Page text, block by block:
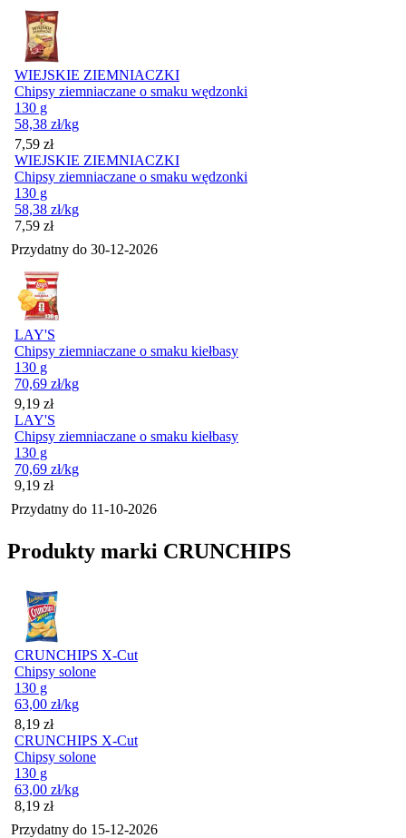
WIEJSKIE ZIEMNIACZKI
Chipsy ziemniaczane o smaku wędzonki
130 g
58,38 zł/kg
Cena
7,59 zł
WIEJSKIE ZIEMNIACZKI
Chipsy ziemniaczane o smaku wędzonki
130 g
58,38 zł/kg
Cena
7,59 zł
Przydatny do 30-12-2026
LAY'S
Chipsy ziemniaczane o smaku kiełbasy
130 g
70,69 zł/kg
Cena
9,19 zł
LAY'S
Chipsy ziemniaczane o smaku kiełbasy
130 g
70,69 zł/kg
Cena
9,19 zł
Przydatny do 11-10-2026
Produkty marki CRUNCHIPS
CRUNCHIPS X-Cut
Chipsy solone
130 g
63,00 zł/kg
Cena
8,19 zł
CRUNCHIPS X-Cut
Chipsy solone
130 g
63,00 zł/kg
Cena
8,19 zł
Przydatny do 15-12-2026